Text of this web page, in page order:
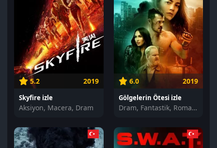
5.2 2019
Skyfire izle
Aksiyon, Macera, Dram
6.0 2019
Gölgelerin Ötesi izle
Dram, Fantastik, Romantik